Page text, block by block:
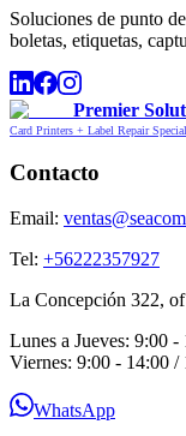
Soluciones de punto
boletas, etiquetas,
Premier
Card Printers + Label Repair
Contacto
Email:
Tel: +56222357927
La Concepción 322,
Lunes a Jueves: 9:00
Viernes: 9:00 - 14:00 /
WhatsApp